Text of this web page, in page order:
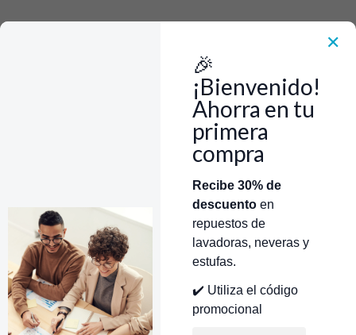
✕
🎉
¡Bienvenido!
Ahorra en tu
primera
compra
Recibe 30% de
descuentoen
repuestos de
lavadoras, neveras y
estufas.
✔️ Utiliza el código
promocional
TiendaTécnicos Autorizados
Donde encontrar modelo? Servicios de Reparación
Repuestos Para Lavadoras Samsung
Agitador Lavadora Samsung
Agitador Grande con Rodillos Largo: 10.5 Cm Lavadora Samsung
CR440550